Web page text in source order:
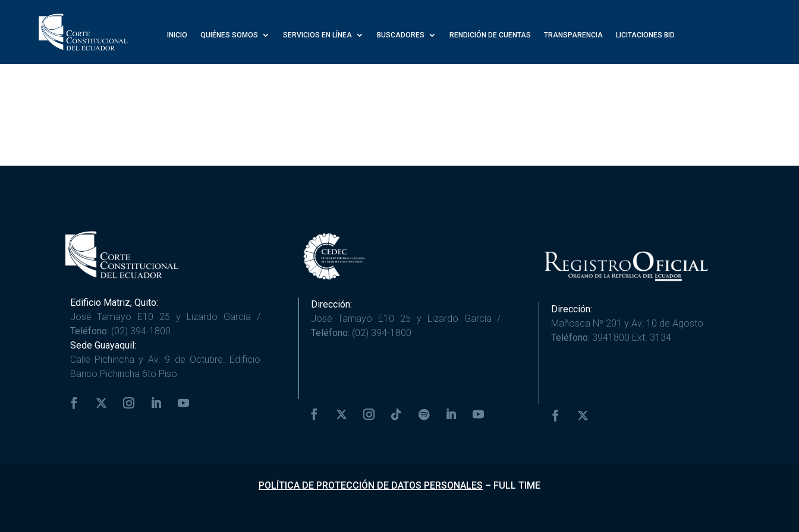
INICIO QUIÉNES SOMOS SERVICIOS EN LÍNEA BUSCADORES RENDICIÓN DE CUENTAS TRANSPARENCIA LICITACIONES BID
Edificio Matriz, Quito:
José Tamayo E10 25 y Lizardo García /
Teléfono: (02) 394-1800
Sede Guayaquil:
Calle Pichincha y Av. 9 de Octubre. Edificio
Banco Pichincha 6to Piso
Dirección:
José Tamayo E10 25 y Lizardo García /
Teléfono: (02) 394-1800
Dirección:
Mañosca Nº 201 y Av. 10 de Agosto
Teléfono: 3941800 Ext. 3134
POLÍTICA DE PROTECCIÓN DE DATOS PERSONALES – FULL TIME